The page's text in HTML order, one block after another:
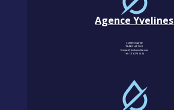
Agence Yvelines
3, Allée magritte
78400 CHATOU
Contact@km-humidite.com
Tel :01 30 76 13 26